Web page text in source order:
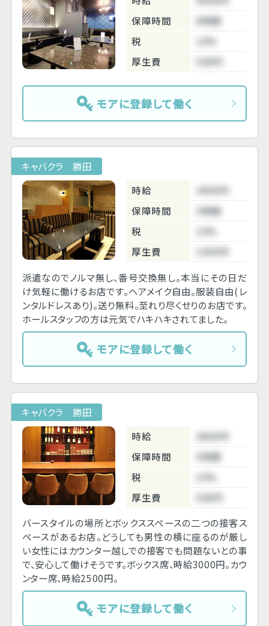
保障時間
6時間
税
10%
厚生費
500円
モアに登録して働く
キャバクラ 勝田
時給
3800円
保障時間
3時間
税
10%
厚生費
1000円
派遣なのでノルマ無し、番号交換無し。本当にその日だ
け気軽に働けるお店です。ヘアメイク自由。服装自由(レ
ンタルドレスあり)。送り無料。至れり尽くせりのお店です。
ホールスタッフの方は元気でハキハキされてました。
モアに登録して働く
キャバクラ 勝田
時給
4000円
保障時間
5時間
税
10%
厚生費
500円
バースタイルの場所とボックススペースの二つの接客ス
ペースがあるお店。どうしても男性の横に座るのが厳し
い女性にはカウンター越しでの接客でも問題ないとの事
で、安心して働けそうです。ボックス席、時給3000円。カウ
ンター席、時給2500円。
モアに登録して働く